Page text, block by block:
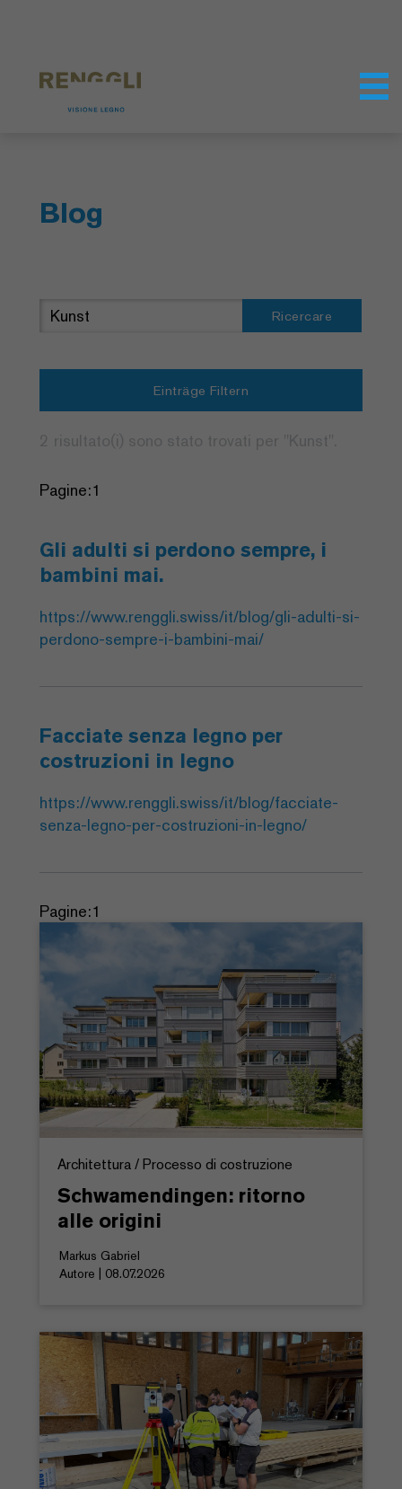
Blog
Ricercare
Einträge Filtern
Pagine:1
Gli adulti si perdono sempre, i
bambini mai.
https://www.renggli.swiss/it/blog/gli-adulti-si-
perdono-sempre-i-bambini-mai/
Facciate senza legno per
costruzioni in legno
https://www.renggli.swiss/it/blog/facciate-
senza-legno-per-costruzioni-in-legno/
Pagine:1
Architettura / Processo di costruzione
Schwamendingen: ritorno
alle origini
Markus Gabriel
Autore | 08.07.2026